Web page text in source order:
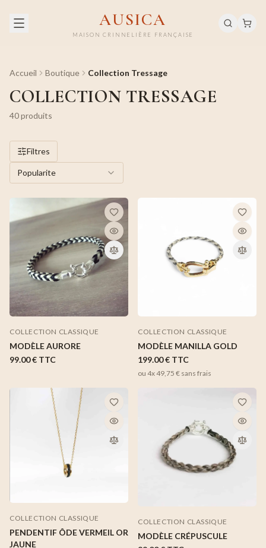
AUSICA
MAISON CRINNELIÈRE FRANÇAISE
Accueil Boutique Collection Tressage
COLLECTION TRESSAGE
40produits
Filtres
Popularite
COLLECTION CLASSIQUE
MODÈLE AURORE
99.00 € TTC
COLLECTION CLASSIQUE
MODÈLE MANILLA GOLD
199.00 € TTC
ou 4x49,75 € sans frais
COLLECTION CLASSIQUE
PENDENTIF ÔDE VERMEIL OR
JAUNE
COLLECTION CLASSIQUE
MODÈLE CRÉPUSCULE